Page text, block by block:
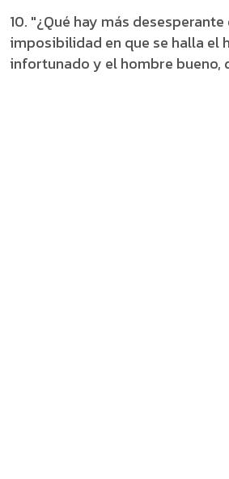
10. "¿Qué hay más
imposibilidad en que se halla el
infortunado y el hombre bueno,